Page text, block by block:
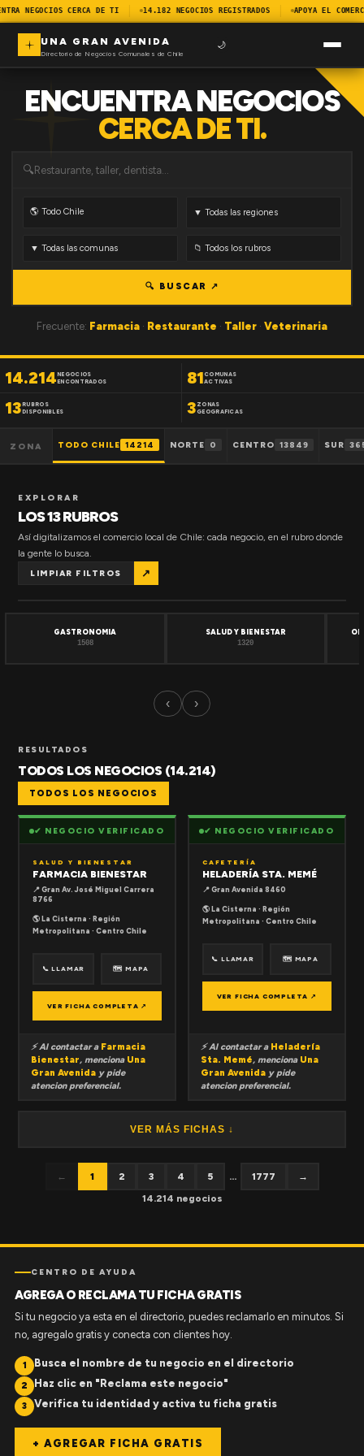
NEGOCIOS CERCA DE TI 14.182 NEGOCIOS REGISTRADOS APOYA EL
UNA GRAN AVENIDA
Directorio de Negocios Comunales de Chile
🌙
ENCUENTRA NEGOCIOS
CERCA DE TI.
🔍
🔍 BUSCAR ↗
Frecuente: Farmacia · Restaurante · Taller · Veterinaria
14.214NEGOCIOS
ENCONTRADOS
81 COMUNAS
ACTIVAS
13RUBROS
DISPONIBLES
3 ZONAS
GEOGRAFICAS
ZONA TODO CHILE 14214 NORTE 0 CENTRO 13849 SUR
EXPLORAR
LOS 13 RUBROS
Así digitalizamos el comercio local de Chile: cada negocio, en el rubro donde
la gente lo busca.
LIMPIAR FILTROS ↗
GASTRONOMIA
1508
SALUD Y BIENESTAR
1320
‹ ›
RESULTADOS
TODOS LOS NEGOCIOS (14.214)
TODOS LOS NEGOCIOS
✔ NEGOCIO VERIFICADO
SALUD Y BIENESTAR
FARMACIA BIENESTAR
📍 Gran Av. José Miguel Carrera
8766
🌎 La Cisterna · Región
Metropolitana · Centro Chile
📞 LLAMAR 🗺 MAPA
VER FICHA COMPLETA ↗
⚡ Al contactar a Farmacia
Bienestar, menciona Una
Gran Avenida y pide
atencion preferencial.
✔ NEGOCIO VERIFICADO
CAFETERÍA
HELADERÍA STA. MEMÉ
📍 Gran Avenida 8460
🌎 La Cisterna · Región
Metropolitana · Centro Chile
📞 LLAMAR 🗺 MAPA
VER FICHA COMPLETA ↗
⚡ Al contactar a Heladería
Sta. Memé, menciona Una
Gran Avenida y pide
atencion preferencial.
VER MÁS FICHAS ↓
← 1 2 3 4 5 ... 1777
→
14.214 negocios
CENTRO DE AYUDA
AGREGA O RECLAMA TU FICHA GRATIS
Si tu negocio ya esta en el directorio, puedes reclamarlo en minutos. Si
no, agregalo gratis y conecta con clientes hoy.
1 Busca el nombre de tu negocio en el directorio
2 Haz clic en "Reclama este negocio"
3 Verifica tu identidad y activa tu ficha gratis
+ AGREGAR FICHA GRATIS